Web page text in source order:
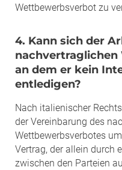
Wettbewerbsverbot zu
4. Kann sich der
an dem er kein
entledigen?
Nach italienischer
der Vereinbarung des
Wettbewerbsverbotes
Vertrag, der allein durch
zwischen den Parteien